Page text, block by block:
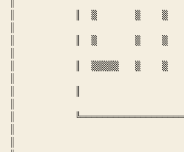
║           ║  ▒       ▒    ▒
║           ║  ▒       ▒    ▒
║           ║  ▒▒▒▒▒   ▒    ▒
║